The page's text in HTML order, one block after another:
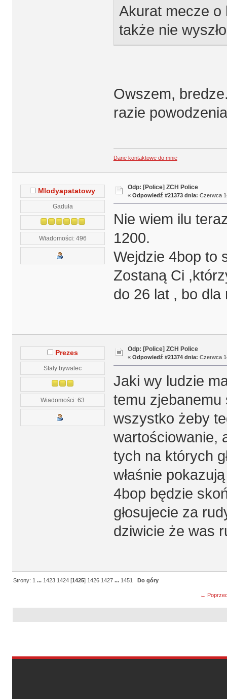
Akurat mecze o
także nie
Owszem,
razie
Dane kontaktowe do mnie
Mlodyapatatowy
Gaduła
Wiadomości: 496
Odp: [Police] ZCH Police
« Odpowiedź #21373 dnia: Czerwca
Nie wiem ilu
1200.
Wejdzie 4bop to
Zostaną Ci
do 26 lat , bo
Prezes
Stały bywalec
Wiadomości: 63
Odp: [Police] ZCH Police
« Odpowiedź #21374 dnia: Czerwca
Jaki wy ludzie
temu
wszystko żeby
wartościowanie,
tych na których
właśnie
4bop będzie
głosujecie za
dziwicie że was
Strony: 1 ... 1423 1424 [1425] 1426 1427 ... 1451 Do góry
←